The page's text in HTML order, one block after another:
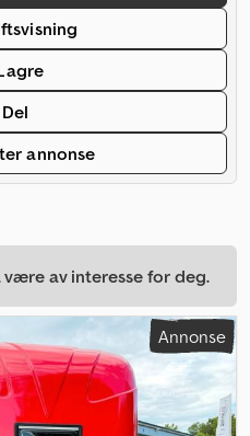
annonse
være av interesse for deg.
Annonse